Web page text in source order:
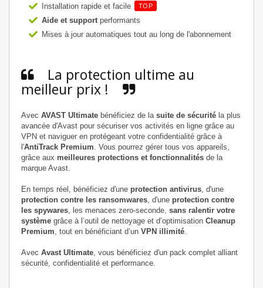
Installation rapide et facile
TOP
Aide et supportperformants
Mises à jour automatiques tout au long de l'abonnement
La protection ultime au
meilleur prix !
Avec AVAST Ultimate bénéficiez de la suite de sécurité la plus
avancée d'Avast pour sécuriser vos activités en ligne grâce au
VPN et naviguer en protégeant votre confidentialité grâce à
l'AntiTrack Premium. Vous pourrez gérer tous vos appareils,
grâce aux meilleures protections et fonctionnalités de la
marque Avast.
En temps réel, bénéficiez d'une protection antivirus, d'une
protection contre les ransomwares, d'une protection contre
les spywares, les menaces zero-seconde, sans ralentir votre
système grâce à l’outil de nettoyage et d’optimisation Cleanup
Premium, tout en bénéficiant d’un VPN illimité.
Avec Avast Ultimate, vous bénéficiez d'un pack complet alliant
sécurité, confidentialité et performance.